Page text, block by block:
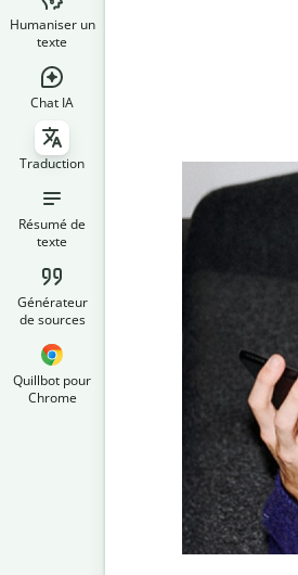
Humaniser un
texte
Chat IA
Traduction
Résumé de
texte
Générateur
de sources
Quillbot pour
Chrome